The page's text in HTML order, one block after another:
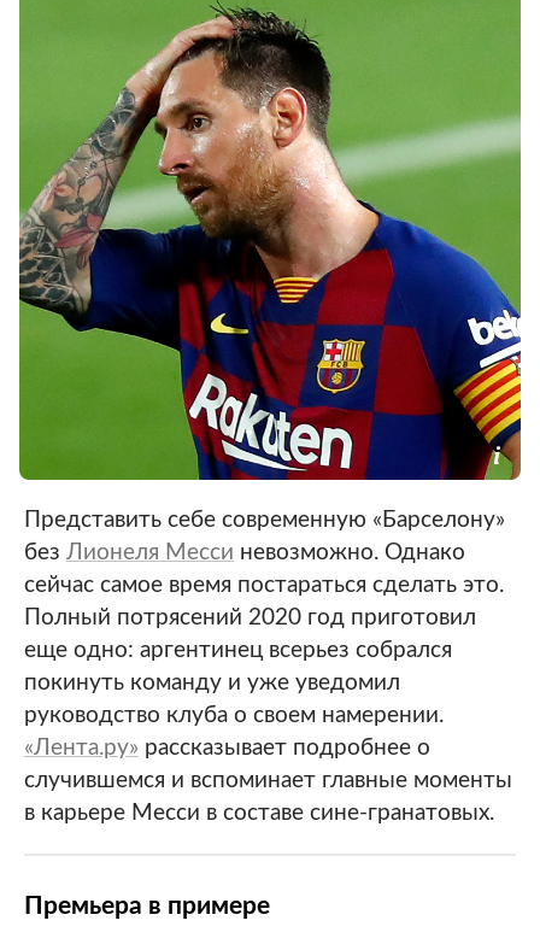
Представить себе современную «Барселону»
без Лионеля Месси невозможно. Однако
сейчас самое время постараться сделать это.
Полный потрясений 2020 год приготовил
еще одно: аргентинец всерьез собрался
покинуть команду и уже уведомил
руководство клуба о своем намерении.
«Лента.ру» рассказывает подробнее о
случившемся и вспоминает главные моменты
в карьере Месси в составе сине-гранатовых.
Премьера в примере